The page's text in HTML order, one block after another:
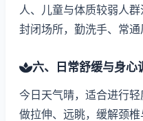
人、儿童与体质较弱人
封闭场所，勤洗手、常通
六、日常舒缓与身心
今日天气晴，适合进行
做拉伸、远眺，缓解颈